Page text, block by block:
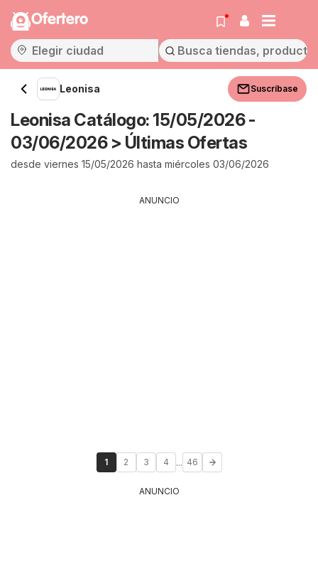
Ofertero
Leonisa Suscríbase
Leonisa Catálogo: 15/05/2026 -
03/06/2026 > Últimas Ofertas
desde viernes 15/05/2026 hasta miércoles 03/06/2026
ANUNCIO
1 2 3 4 ... 46
ANUNCIO